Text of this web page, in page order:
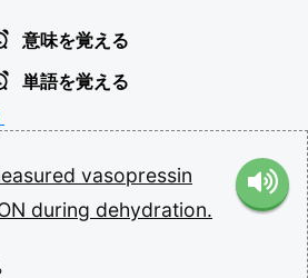
意味を覚える
単語を覚える
vasopressin
during dehydration.